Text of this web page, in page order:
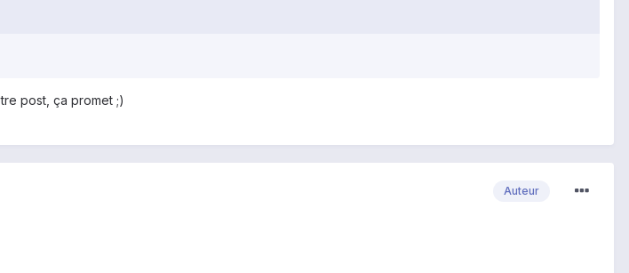
post, ça promet ;)
Auteur